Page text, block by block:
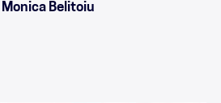
Monica Belitoiu